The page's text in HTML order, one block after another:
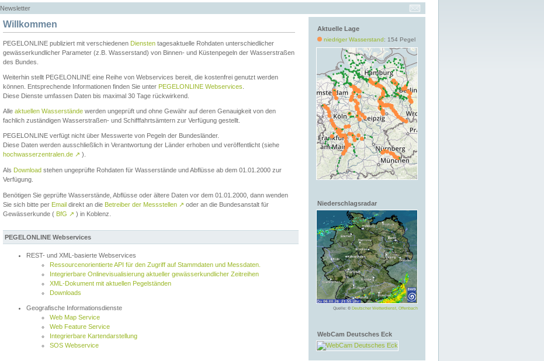
Newsletter
Aktuelle Lage
niedriger Wasserstand: 154 Pegel
Niederschlagsradar
Quelle: © Deutscher Wetterdienst, Offenbach
WebCam Deutsches Eck
Willkommen
PEGELONLINE publiziert mit verschiedenen Diensten tagesaktuelle Rohdaten unterschiedlicher
gewässerkundlicher Parameter (z.B. Wasserstand) von Binnen- und Küstenpegeln der Wasserstraßen
des Bundes.
Weiterhin stellt PEGELONLINE eine Reihe von Webservices bereit, die kostenfrei genutzt werden
können. Entsprechende Informationen finden Sie unter PEGELONLINE Webservices
Diese Dienste umfassen Daten bis maximal 30 Tage rückwirkend.
Alle aktuellen Wasserstände werden ungeprüft und ohne Gewähr auf deren Genauigkeit von den
fachlich zuständigen Wasserstraßen- und Schifffahrtsämtern zur Verfügung gestellt.
PEGELONLINE verfügt nicht über Messwerte von Pegeln der Bundesländer.
Diese Daten werden ausschließlich in Verantwortung der Länder erhoben und veröffentlicht (siehe
hochwasserzentralen.de ↗ ).
Als Download stehen ungeprüfte Rohdaten für Wasserstände und Abflüsse ab dem 01.01.2000 zur
Verfügung.
Benötigen Sie geprüfte Wasserstände, Abflüsse oder ältere Daten vor dem 01.01.2000, dann wenden
Sie sich bitte per Email direkt an die Betreiber der Messstellen ↗ oder an die Bundesanstalt für
Gewässerkunde ( BfG ↗ ) in Koblenz.
PEGELONLINE Webservices
REST- und XML-basierte Webservices
Ressourcenorientierte API für den Zugriff auf Stammdaten und Messdaten.
Integrierbare Onlinevisualisierung aktueller gewässerkundlicher Zeitreihen
XML-Dokument mit aktuellen Pegelständen
Downloads
Geografische Informationsdienste
Web Map Service
Web Feature Service
Integrierbare Kartendarstellung
SOS Webservice